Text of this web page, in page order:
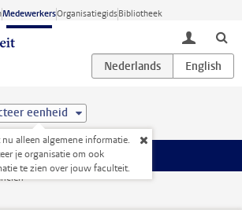
MedewerkersOrganisatiegidsBibliotheek
toggle
eenheid
nu alleen algemene informatie.
je organisatie om ook
te zien over jouw faculteit.